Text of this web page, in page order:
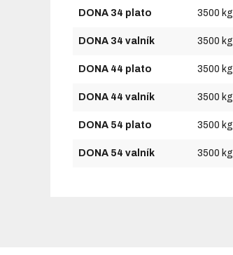
DONA 34 plato 3500 kg
DONA 34 valník 3500 kg
DONA 44 plato 3500 kg
DONA 44 valník 3500 kg
DONA 54 plato 3500 kg
DONA 54 valník 3500 kg